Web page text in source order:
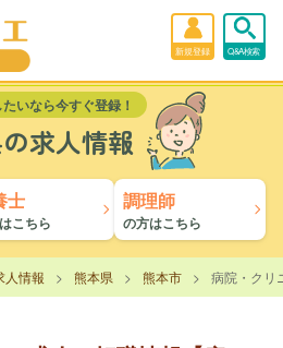
新規登録 Q&A検索
いなら今すぐ登録！
求人情報
士
こちら
調理師
の方はこちら
人情報 熊本県 熊本市 病院・クリ